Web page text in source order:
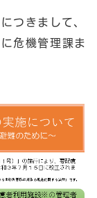
つきまして、
危機管理課ま